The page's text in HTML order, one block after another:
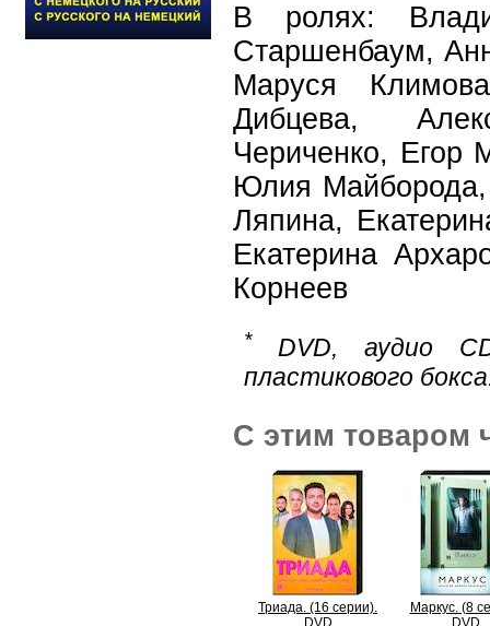
В ролях:
Старшенбаум,
Маруся
Дибцева,
Чериченко, Егор
Юлия Майборода,
Ляпина,
Екатерина
Корнеев
*
DVD, аудио
пластикового
С этим товаром
Триада. (16 серии).
DVD
Маркус. (8
DVD